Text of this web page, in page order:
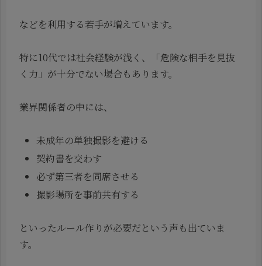
などを利用する若手が増えています。
特に10代では社会経験が浅く、「危険な相手を見抜
く力」が十分でない場合もあります。
業界関係者の中には、
未成年の単独撮影を避ける
契約書を交わす
必ず第三者を同席させる
撮影場所を事前共有する
といったルール作りが必要だという声も出ていま
す。